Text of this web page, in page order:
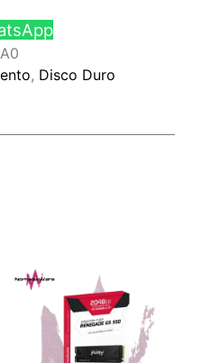
, Disco Duro